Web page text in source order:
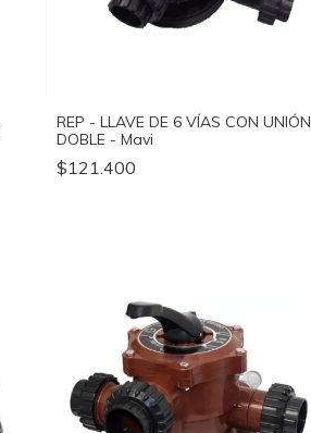
REP - LLAVE DE 6 VÍAS CON UNIÓN
DOBLE - Mavi
$121.400